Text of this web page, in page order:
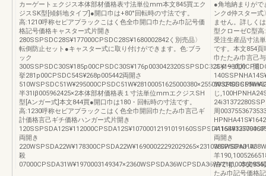
カーゲートェクジス本体部材価格表寸法単位mm本文845買エク
ジスSK型[傾斜地タイブ]●開口巾は+80°回転時の寸法です。
高:1210呼称セピアプラックこはく色全巾開口巾たたみ巾記号価
格記号価格キャスター式片開き
280SSPSDC28S¥177000CPSDC28S¥1680002842く別売品〉
転倒防止セット●キャスター式に取り付けができます。色:ブラ
ック
挙281p00CPSDC54S¥268p005442両開さ
半31lβ005962425×2本体部材価格表１寸法単位mmエクジスSH
型[Aンガー式]本文844買●開口巾は180・回転時の寸法です。
高:1230呼称セビアプラックこはく色全巾開回巾たたみ巾言己ギ
計価格言己ギチ価格ハンガー式片開き
両開き
220WSPSDA22W¥178300CPSDA22W¥16900022292029265×2310WSPSDA31W
殺
●角地納まりがで
ンクd仲スター
ません。詳しく
型クローゼC型
受注生産品寸法
です。本文854頁
巾たたみ巾言己
スター式片 開
じ
周
両開き
羊
法です。本文855
たみ巾記号価格